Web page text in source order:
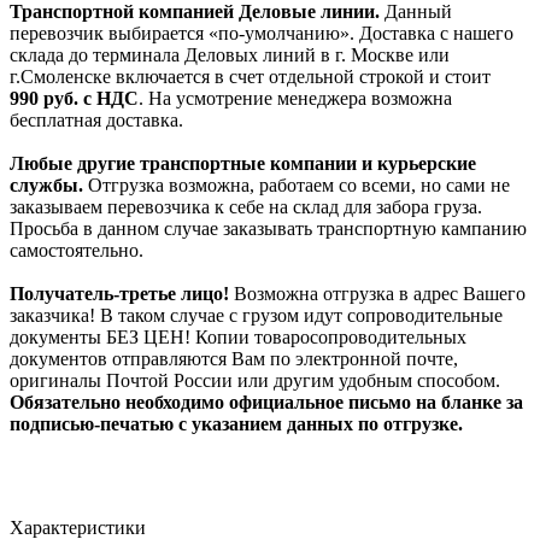
Транспортной компанией Деловые линии. Данный
перевозчик выбирается «по-умолчанию». Доставка с нашего
склада до терминала Деловых линий в г. Москве или
г.Смоленске включается в счет отдельной строкой и стоит
990 руб. с НДС. На усмотрение менеджера возможна
бесплатная доставка.
Любые другие транспортные компании и курьерские
службы. Отгрузка возможна, работаем со всеми, но сами не
заказываем перевозчика к себе на склад для забора груза.
Просьба в данном случае заказывать транспортную кампанию
самостоятельно.
Получатель-третье лицо! Возможна отгрузка в адрес Вашего
заказчика! В таком случае с грузом идут сопроводительные
документы БЕЗ ЦЕН! Копии товаросопроводительных
документов отправляются Вам по электронной почте,
оригиналы Почтой России или другим удобным способом.
Обязательно необходимо официальное письмо на бланке за
подписью-печатью с указанием данных по отгрузке.
Характеристики